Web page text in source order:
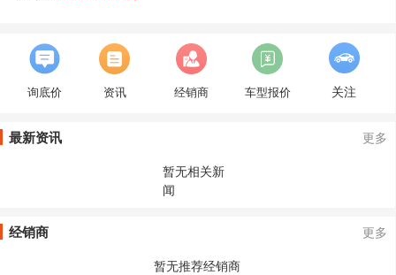
询底价 资讯 经销商 车型报价 关注
最新资讯
更多
暂无相关新
闻
经销商
更多
暂无推荐经销商